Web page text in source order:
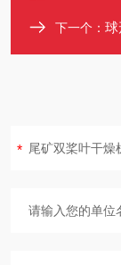
下一个： 球